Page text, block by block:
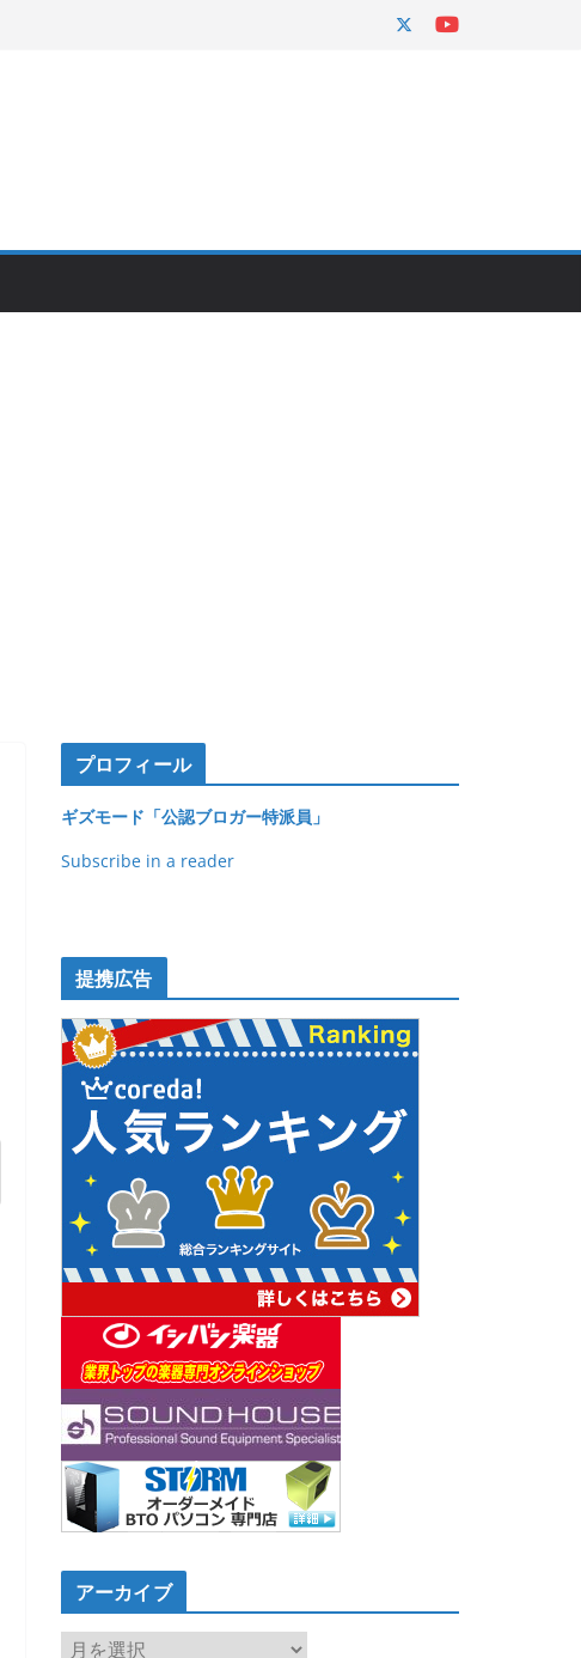
プロフィール
ギズモード「公認ブロガー特派員」
Subscribe in a reader
提携広告
アーカイブ
ア